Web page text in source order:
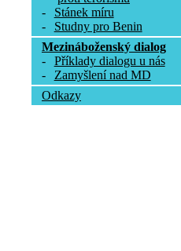
-
Stánek míru
-
Studny pro Benin
Mezináboženský dialog
-
Příklady dialogu u nás
-
Zamyšlení nad MD
Odkazy